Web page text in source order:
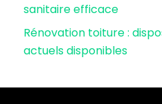
sanitaire efficace
Rénovation toiture :
actuels disponibles